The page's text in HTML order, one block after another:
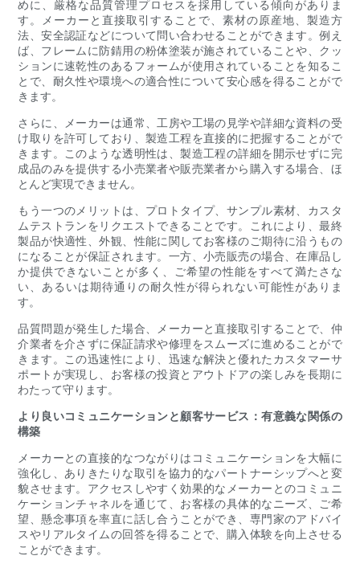
めに、厳格な品質管理プロセスを採用している傾向がありま
す。メーカーと直接取引することで、素材の原産地、製造方
法、安全認証などについて問い合わせることができます。例え
ば、フレームに防錆用の粉体塗装が施されていることや、クッ
ションに速乾性のあるフォームが使用されていることを知るこ
とで、耐久性や環境への適合性について安心感を得ることがで
きます。
さらに、メーカーは通常、工房や工場の見学や詳細な資料の受
け取りを許可しており、製造工程を直接的に把握することがで
きます。このような透明性は、製造工程の詳細を開示せずに完
成品のみを提供する小売業者や販売業者から購入する場合、ほ
とんど実現できません。
もう一つのメリットは、プロトタイプ、サンプル素材、カスタ
ムテストランをリクエストできることです。これにより、最終
製品が快適性、外観、性能に関してお客様のご期待に沿うもの
になることが保証されます。一方、小売販売の場合、在庫品し
か提供できないことが多く、ご希望の性能をすべて満たさな
い、あるいは期待通りの耐久性が得られない可能性がありま
す。
品質問題が発生した場合、メーカーと直接取引することで、仲
介業者を介さずに保証請求や修理をスムーズに進めることがで
きます。この迅速性により、迅速な解決と優れたカスタマーサ
ポートが実現し、お客様の投資とアウトドアの楽しみを長期に
わたって守ります。
より良いコミュニケーションと顧客サービス：有意義な関係の
構築
メーカーとの直接的なつながりはコミュニケーションを大幅に
強化し、ありきたりな取引を協力的なパートナーシップへと変
貌させます。アクセスしやすく効果的なメーカーとのコミュニ
ケーションチャネルを通じて、お客様の具体的なニーズ、ご希
望、懸念事項を率直に話し合うことができ、専門家のアドバイ
スやリアルタイムの回答を得ることで、購入体験を向上させる
ことができます。